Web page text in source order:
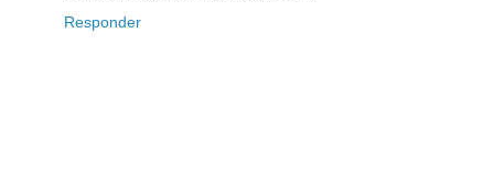
Responder